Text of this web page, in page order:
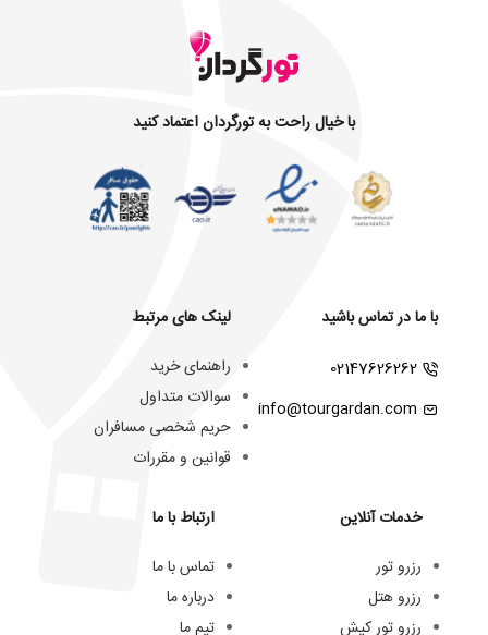
با خیال راحت به تورگردان اعتماد کنید
با ما در تماس باشید
02147626262
info@tourgardan.com
خدمات آنلاین
رزرو تور
رزرو هتل
رزرو تور کیش
لینک های مرتبط
راهنمای خرید
سوالات متداول
حریم شخصی مسافران
قوانین و مقررات
ارتباط با ما
تماس با ما
درباره ما
تیم ما